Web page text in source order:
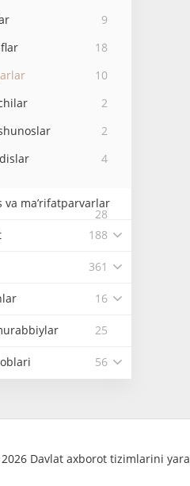
9
18
10
2
2
4
va ma’rifatparvarlar
28
188
361
16
25
56
Davlat axborot tizimlarini